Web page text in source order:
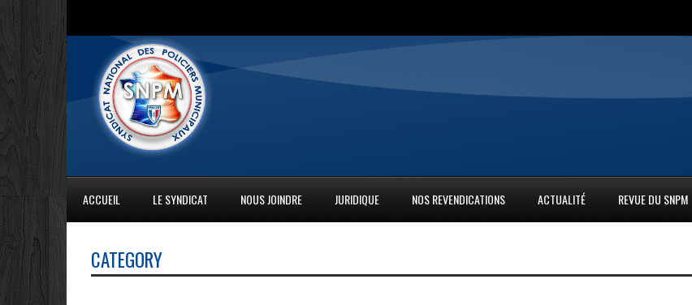
ACCUEIL LE SYNDICAT NOUS JOINDRE JURIDIQUE NOS REVENDICATIONS ACTUALITÉ REVUE DU SNPM
CATEGORY